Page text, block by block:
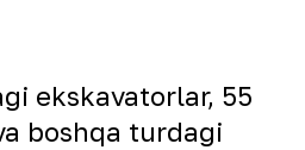
ekskavatorlar, 55
boshqa turdagi